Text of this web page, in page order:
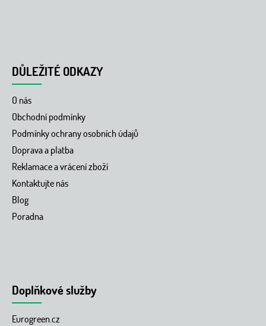
DŮLEŽITÉ ODKAZY
O nás
Obchodní podmínky
Podmínky ochrany osobních údajů
Doprava a platba
Reklamace a vrácení zboží
Kontaktujte nás
Blog
Poradna
Doplňkové služby
Eurogreen.cz